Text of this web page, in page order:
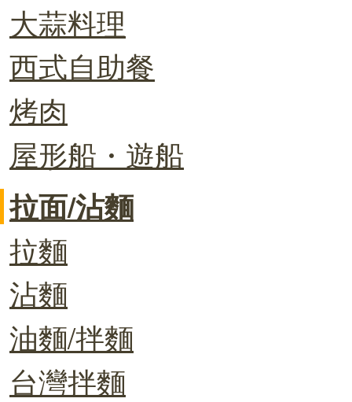
大蒜料理
西式自助餐
烤肉
屋形船・遊船
拉面/沾麵
拉麵
沾麵
油麵/拌麵
台灣拌麵